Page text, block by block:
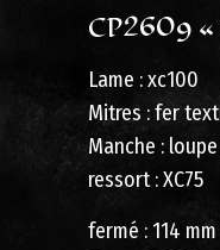
CP2609
Lame : xc100
Mitres : fer
Manche :
ressort : XC75
fermé : 114 mm